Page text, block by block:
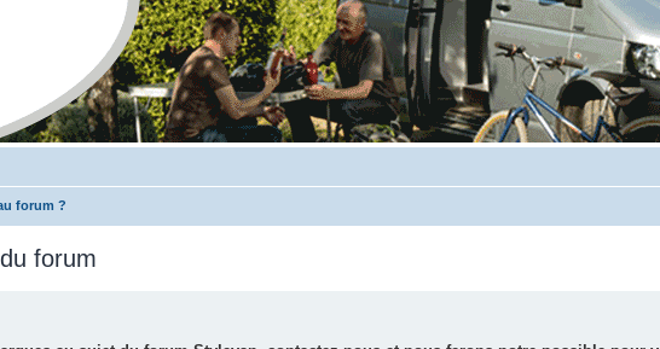
forum ?
forum